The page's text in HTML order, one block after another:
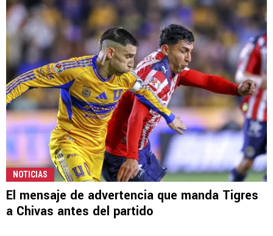
NOTICIAS
El mensaje de advertencia que manda Tigres
a Chivas antes del partido